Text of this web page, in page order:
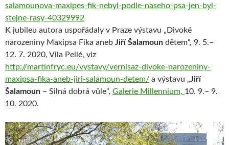
salamounova-maxipes-fik-nebyl-podle-naseho-psa-jen-byl-
stejne-rasy-40329992
K jubileu autora uspořádaly v Praze výstavu „Divoké
narozeniny Maxipsa Fíka aneb Jiří Šalamoun dětem“, 9. 5.–
12. 7. 2020, Vila Pellé, viz
http://martinfryc.eu/vystavy/vernisaz-divoke-narozeniny-
maxipsa-fika-aneb-jiri-salamoun-detem/ a výstavu „Jiří
Šalamoun – Silná dobrá vůle“, Galerie Millennium, 10. 9.– 9.
10. 2020.